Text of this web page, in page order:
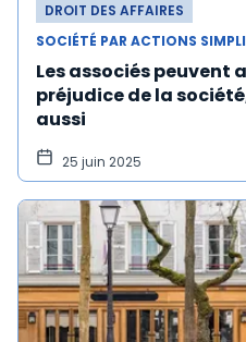
DROIT DES AFFAIRES
SOCIÉTÉ PAR ACTIONS
Les associés peuvent
préjudice de la
aussi
25 juin 2025